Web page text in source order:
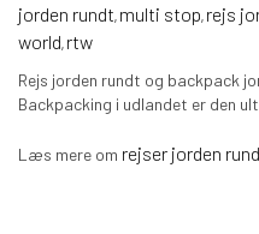
jorden rundt, multi stop, rejs
world, rtw
Rejs jorden rundt og backpack
Backpacking i udlandet er den
Læs mere om rejser jorden